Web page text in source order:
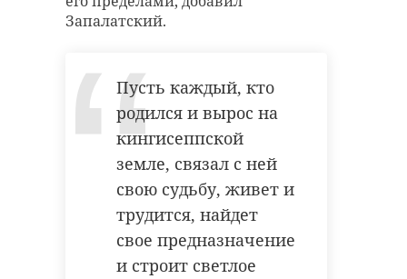
Запалатский.
Пусть каждый, кто
родился и вырос на
кингисеппской
земле, связал с ней
свою судьбу, живет и
трудится, найдет
свое предназначение
и строит светлое